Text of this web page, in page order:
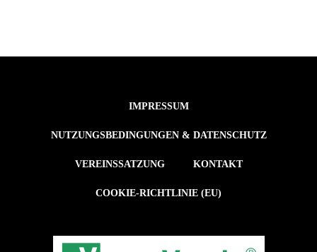
IMPRESSUM
NUTZUNGSBEDINGUNGEN & DATENSCHUTZ
VEREINSSATZUNG KONTAKT
COOKIE-RICHTLINIE (EU)